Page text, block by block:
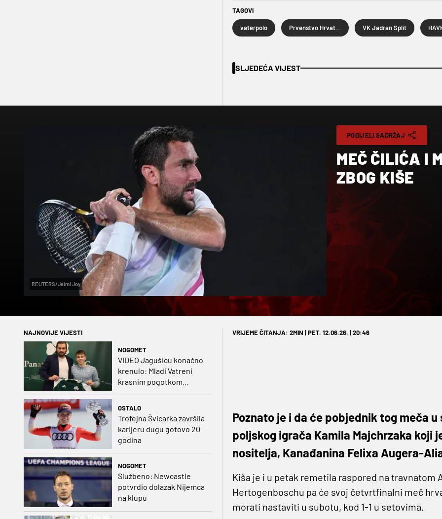
TAGOVI
vaterpolo Prvenstvo Hrvatske u vaterpolu VK Jadran Split
SLJEDEĆA VIJEST
REUTERS/Jaimi Joy
PODIJELI SADRŽAJ
MEČ ČILIĆA I
ZBOG KIŠE
NAJNOVIJE VIJESTI
NOGOMET
VIDEO Jagušiću konačno
krenulo: Mladi Vatreni
krasnim pogotkom
potvrdio sjajnu formu
OSTALO
Trofejna Švicarka završila
karijeru dugu gotovo 20
godina
NOGOMET
Službeno: Newcastle
potvrdio dolazak Nijemca
na klupu
VRIJEME ČITANJA: 2MIN | PET. 12.06.26. | 20:46
Poznato je i da će pobjednik tog meča
poljskog igrača Kamila Majchrzaka koji
nositelja, Kanađanina Felixa Augera-
Kiša je i u petak remetila raspored na travnatom
Hertogenboschu pa će svoj četvrtfinalni meč
morati nastaviti u subotu, kod 1-1 u setovima.